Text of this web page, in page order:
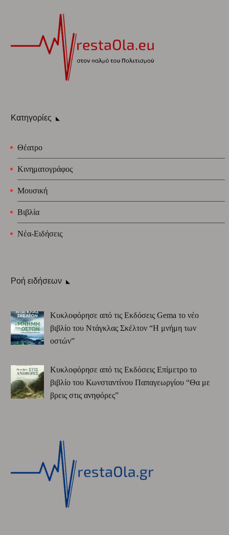
Κατηγορίες
Θέατρο
Κινηματογράφος
Μουσική
Βιβλία
Νέα-Ειδήσεις
Ροή ειδήσεων
Κυκλοφόρησε από τις Εκδόσεις Gema το νέο
βιβλίο του Ντάγκλας Σκέλτον “Η μνήμη των
οστών”
Κυκλοφόρησε από τις Εκδόσεις Επίμετρο το
βιβλίο του Κωνσταντίνου Παπαγεωργίου “Θα με
βρεις στις ανηφόρες”